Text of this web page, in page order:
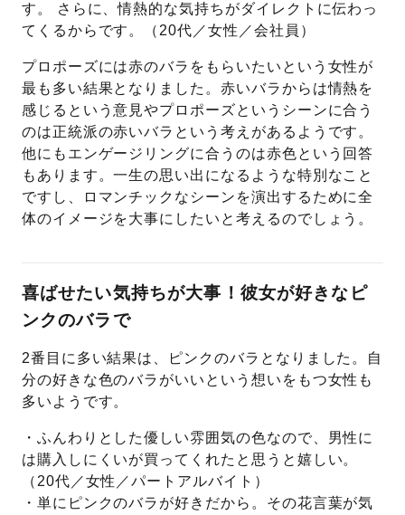
す。 さらに、情熱的な気持ちがダイレクトに伝わっ
てくるからです。（20代／女性／会社員）
プロポーズには赤のバラをもらいたいという女性が
最も多い結果となりました。赤いバラからは情熱を
感じるという意見やプロポーズというシーンに合う
のは正統派の赤いバラという考えがあるようです。
他にもエンゲージリングに合うのは赤色という回答
もあります。一生の思い出になるような特別なこと
ですし、ロマンチックなシーンを演出するために全
体のイメージを大事にしたいと考えるのでしょう。
喜ばせたい気持ちが大事！彼女が好きなピ
ンクのバラで
2番目に多い結果は、ピンクのバラとなりました。自
分の好きな色のバラがいいという想いをもつ女性も
多いようです。
・ふんわりとした優しい雰囲気の色なので、男性に
は購入しにくいが買ってくれたと思うと嬉しい。
（20代／女性／パートアルバイト）
・単にピンクのバラが好きだから。その花言葉が気